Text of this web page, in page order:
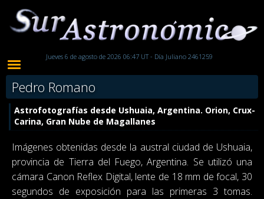
Jueves 6 de agosto de 2026 06:47 UT - Día Juliano 2461259
Pedro Romano
Astrofotografías desde Ushuaia, Argentina. Orion, Crux-
Carina, Gran Nube de Magallanes
Imágenes obtenidas desde la austral ciudad de Ushuaia,
provincia de Tierra del Fuego, Argentina. Se utilizó una
cámara Canon Reflex Digital, lente de 18 mm de focal, 30
segundos de exposición para las primeras 3 tomas.